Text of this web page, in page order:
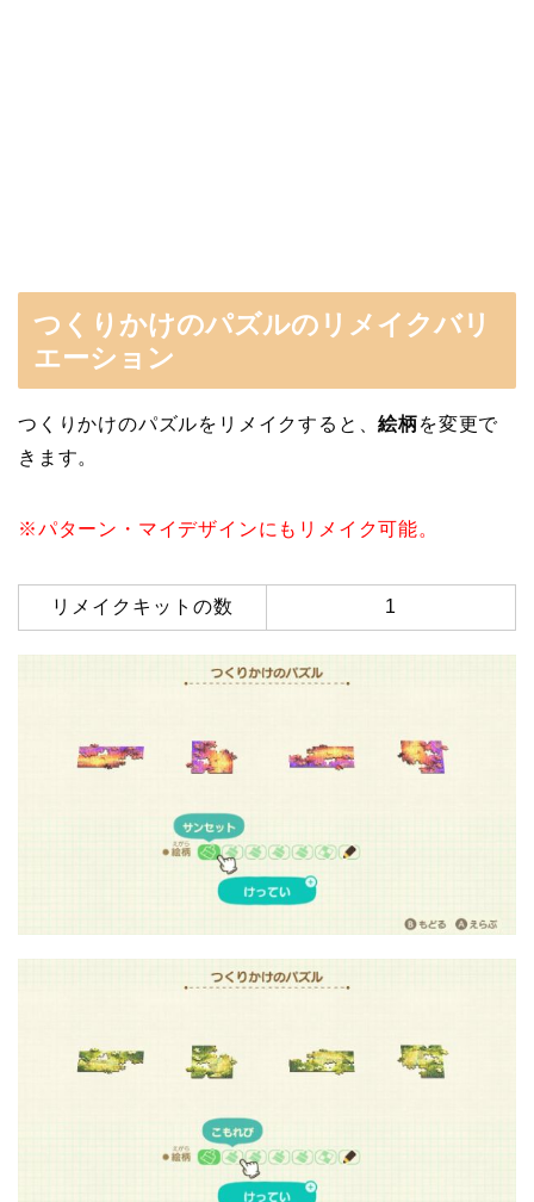
つくりかけのパズルのリメイクバリ
エーション
つくりかけのパズルをリメイクすると、絵柄を変更で
きます。
※パターン・マイデザインにもリメイク可能。
リメイクキットの数 1